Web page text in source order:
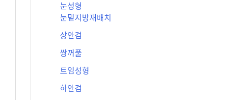
눈성형
눈밑지방재배치
상안검
쌍꺼풀
트임성형
하안검